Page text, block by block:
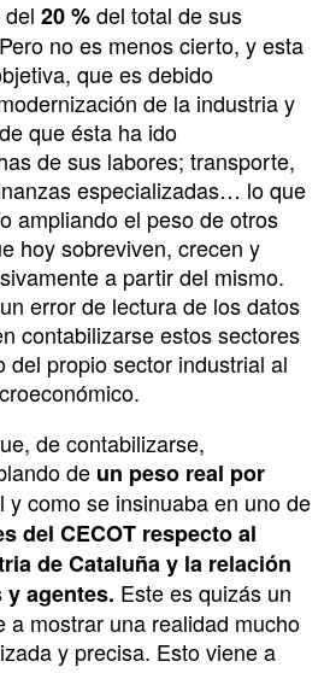
20 %del total de sus
no es menos cierto, y esta
que es debido
de la industria y
que ésta ha ido
de sus labores; transporte,
especializadas… lo que
ampliando el peso de otros
hoy sobreviven, crecen y
a partir del mismo.
error de lectura de los datos
contabilizarse estos sectores
del propio sector industrial al
de contabilizarse,
de un peso real por
y como se insinuaba en uno de
del CECOT respecto al
de Cataluña y la relación
agentes. Este es quizás un
a mostrar una realidad mucho
y precisa. Esto viene a